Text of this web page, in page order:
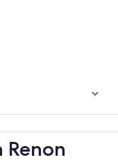
Renon